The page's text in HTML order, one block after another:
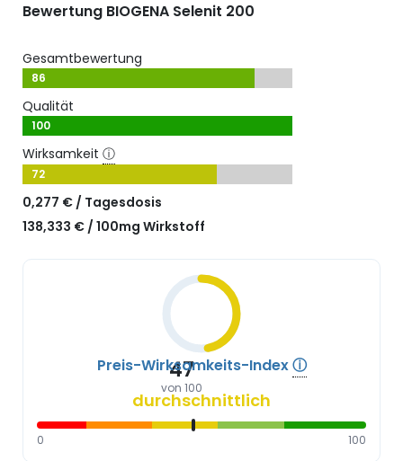
Bewertung BIOGENA Selenit 200
Gesamtbewertung
86
Qualität
100
Wirksamkeit ⓘ
72
0,277 € / Tagesdosis
138,333 € / 100mg Wirkstoff
47
von 100
Preis-Wirksamkeits-Indexⓘ
durchschnittlich
0 100